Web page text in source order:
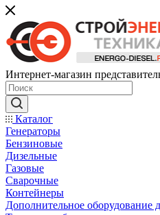
Интернет-магазин
Каталог
Генераторы
Бензиновые
Дизельные
Газовые
Сварочные
Контейнеры
Дополнительное оборудование